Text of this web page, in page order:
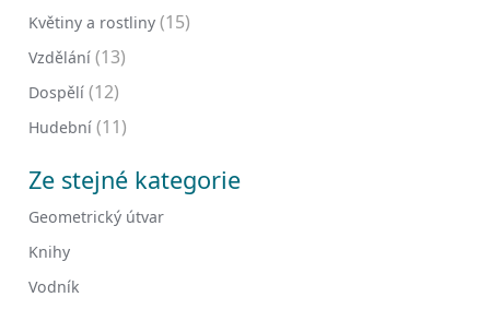
Květiny a rostliny (15)
Vzdělání (13)
Dospělí (12)
Hudební (11)
Ze stejné kategorie
Geometrický útvar
Knihy
Vodník